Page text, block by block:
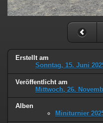
Erstellt am
Sonntag, 15. Juni
Veröffentlicht am
Mittwoch, 26.
Alben
Miniturnier